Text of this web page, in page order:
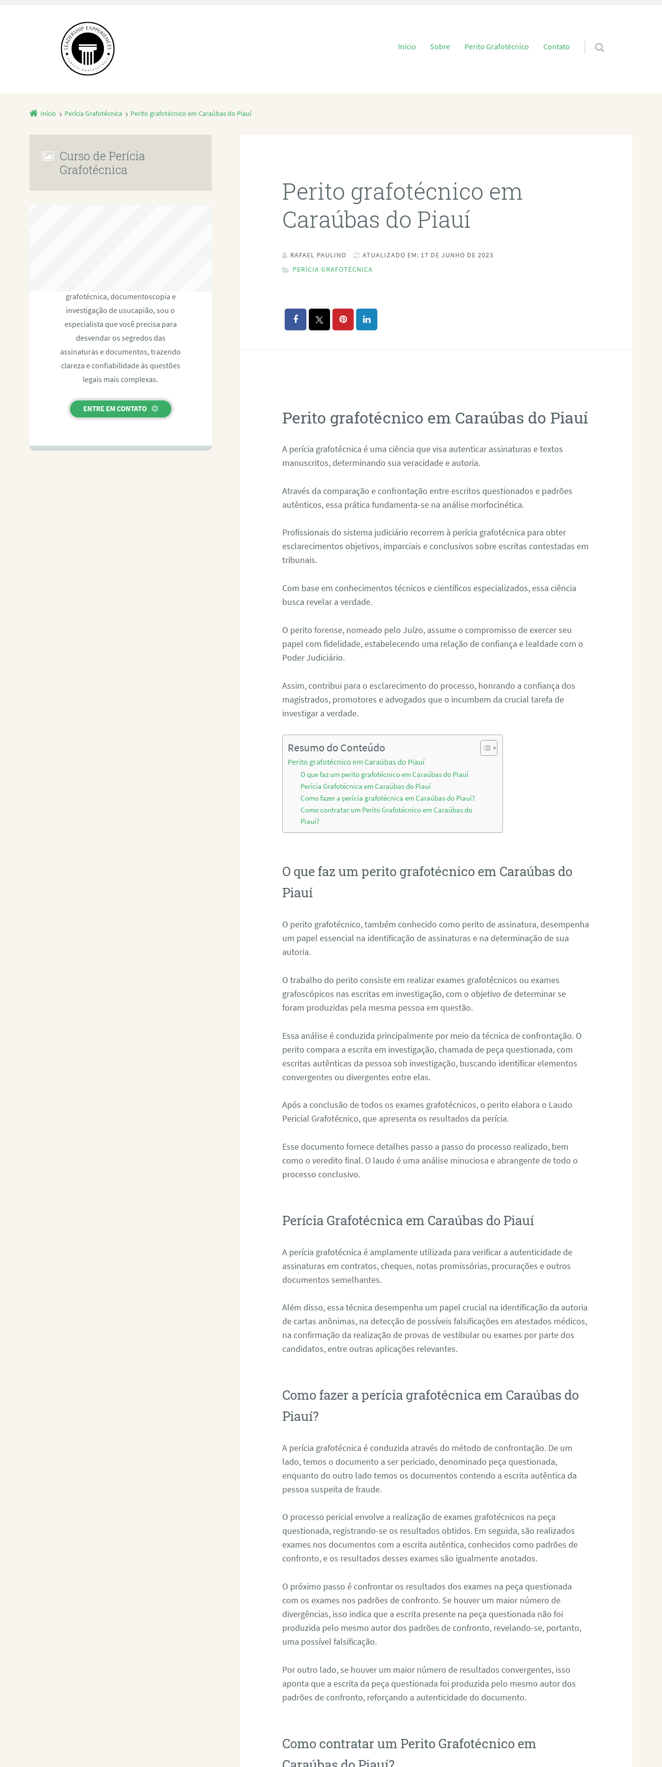
Pular para o conteúdo
Início Sobre Perito Grafotécnico Contato
Início Perícia Grafotécnica Perito grafotécnico em Caraúbas do Piauí
Perito grafotécnico em
Caraúbas do Piauí
RAFAEL PAULINO
ATUALIZADO EM: 17 DE JUNHO DE 2023
PERÍCIA GRAFOTÉCNICA
Perito grafotécnico em Caraúbas do Piauí
A perícia grafotécnica é uma ciência que visa autenticar assinaturas e textos
manuscritos, determinando sua veracidade e autoria.
Através da comparação e confrontação entre escritos questionados e padrões
autênticos, essa prática fundamenta-se na análise morfocinética.
Profissionais do sistema judiciário recorrem à perícia grafotécnica para obter
esclarecimentos objetivos, imparciais e conclusivos sobre escritas contestadas em
tribunais.
Com base em conhecimentos técnicos e científicos especializados, essa ciência
busca revelar a verdade.
O perito forense, nomeado pelo Juízo, assume o compromisso de exercer seu
papel com fidelidade, estabelecendo uma relação de confiança e lealdade com o
Poder Judiciário.
Assim, contribui para o esclarecimento do processo, honrando a confiança dos
magistrados, promotores e advogados que o incumbem da crucial tarefa de
investigar a verdade.
Resumo do Conteúdo
Perito grafotécnico em Caraúbas do Piauí
O que faz um perito grafotécnico em Caraúbas do Piauí
Perícia Grafotécnica em Caraúbas do Piauí
Como fazer a perícia grafotécnica em Caraúbas do Piauí?
Como contratar um Perito Grafotécnico em Caraúbas do
Piauí?
O que faz um perito grafotécnico em Caraúbas do
Piauí
O perito grafotécnico, também conhecido como perito de assinatura, desempenha
um papel essencial na identificação de assinaturas e na determinação de sua
autoria.
O trabalho do perito consiste em realizar exames grafotécnicos ou exames
grafoscópicos nas escritas em investigação, com o objetivo de determinar se
foram produzidas pela mesma pessoa em questão.
Essa análise é conduzida principalmente por meio da técnica de confrontação. O
perito compara a escrita em investigação, chamada de peça questionada, com
escritas autênticas da pessoa sob investigação, buscando identificar elementos
convergentes ou divergentes entre elas.
Após a conclusão de todos os exames grafotécnicos, o perito elabora o Laudo
Pericial Grafotécnico, que apresenta os resultados da perícia.
Esse documento fornece detalhes passo a passo do processo realizado, bem
como o veredito final. O laudo é uma análise minuciosa e abrangente de todo o
processo conclusivo.
Perícia Grafotécnica em Caraúbas do Piauí
A perícia grafotécnica é amplamente utilizada para verificar a autenticidade de
assinaturas em contratos, cheques, notas promissórias, procurações e outros
documentos semelhantes.
Além disso, essa técnica desempenha um papel crucial na identificação da autoria
de cartas anônimas, na detecção de possíveis falsificações em atestados médicos,
na confirmação da realização de provas de vestibular ou exames por parte dos
candidatos, entre outras aplicações relevantes.
Como fazer a perícia grafotécnica em Caraúbas do
Piauí?
A perícia grafotécnica é conduzida através do método de confrontação. De um
lado, temos o documento a ser periciado, denominado peça questionada,
enquanto do outro lado temos os documentos contendo a escrita autêntica da
pessoa suspeita de fraude.
O processo pericial envolve a realização de exames grafotécnicos na peça
questionada, registrando-se os resultados obtidos. Em seguida, são realizados
exames nos documentos com a escrita autêntica, conhecidos como padrões de
confronto, e os resultados desses exames são igualmente anotados.
O próximo passo é confrontar os resultados dos exames na peça questionada
com os exames nos padrões de confronto. Se houver um maior número de
divergências, isso indica que a escrita presente na peça questionada não foi
produzida pelo mesmo autor dos padrões de confronto, revelando-se, portanto,
uma possível falsificação.
Por outro lado, se houver um maior número de resultados convergentes, isso
aponta que a escrita da peça questionada foi produzida pelo mesmo autor dos
padrões de confronto, reforçando a autenticidade do documento.
Como contratar um Perito Grafotécnico em
Curso de Perícia
Grafotécnica
grafotécnica, documentoscopia e
investigação de usucapião, sou o
especialista que você precisa para
desvendar os segredos das
assinaturas e documentos, trazendo
clareza e confiabilidade às questões
legais mais complexas.
ENTRE EM CONTATO